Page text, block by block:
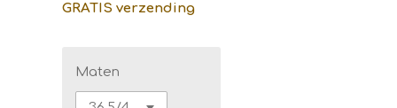
GRATIS verzending
Maten